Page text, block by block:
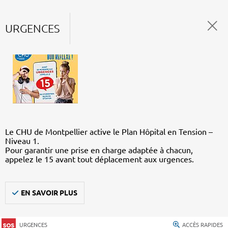
URGENCES
Le CHU de Montpellier active le Plan Hôpital en Tension –
Niveau 1.
Pour garantir une prise en charge adaptée à chacun,
appelez le 15 avant tout déplacement aux urgences.
EN SAVOIR PLUS
URGENCES ACCÈS RAPIDES